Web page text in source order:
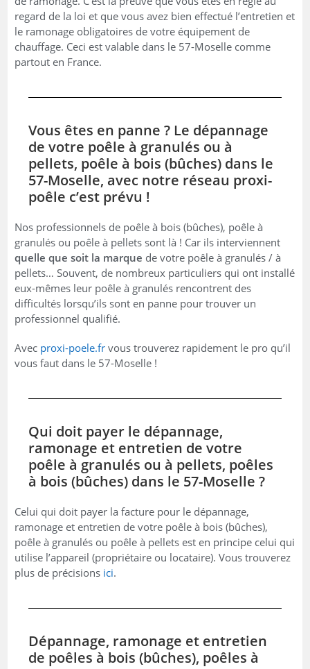
regard de la loi et que vous avez bien effectué l’entretien et
le ramonage obligatoires de votre équipement de
chauffage. Ceci est valable dans le 57-Moselle comme
partout en France.
Vous êtes en panne ? Le dépannage
de votre poêle à granulés ou à
pellets, poêle à bois (bûches) dans le
57-Moselle, avec notre réseau proxi-
poêle c’est prévu !
Nos professionnels de poêle à bois (bûches), poêle à
granulés ou poêle à pellets sont là ! Car ils interviennent
quelle que soit la marque de votre poêle à granulés / à
pellets… Souvent, de nombreux particuliers qui ont installé
eux-mêmes leur poêle à granulés rencontrent des
difficultés lorsqu’ils sont en panne pour trouver un
professionnel qualifié.
Avec proxi-poele.fr vous trouverez rapidement le pro qu’il
vous faut dans le 57-Moselle !
Qui doit payer le dépannage,
ramonage et entretien de votre
poêle à granulés ou à pellets, poêles
à bois (bûches) dans le 57-Moselle ?
Celui qui doit payer la facture pour le dépannage,
ramonage et entretien de votre poêle à bois (bûches),
poêle à granulés ou poêle à pellets est en principe celui qui
utilise l’appareil (propriétaire ou locataire). Vous trouverez
plus de précisions ici.
Dépannage, ramonage et entretien
de poêles à bois (bûches), poêles à